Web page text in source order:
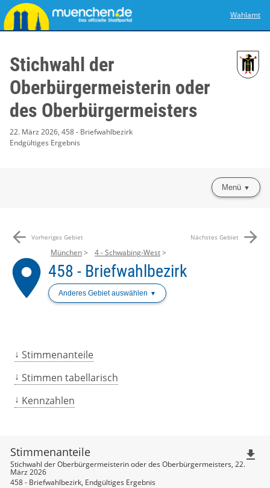
Wahlamt
Stichwahl der
Oberbürgermeisterin oder
des Oberbürgermeisters
22. März 2026, 458 - Briefwahlbezirk
Endgültiges Ergebnis
Menü
arrow_back Vorheriges Gebiet Nächstes Gebiet arrow_forward
place
München 4 - Schwabing-West
458 - Briefwahlbezirk
Anderes Gebiet auswählen
Stimmenanteile
Stimmen tabellarisch
Kennzahlen
Stimmenanteile
Stichwahl der Oberbürgermeisterin oder des Oberbürgermeisters, 22.
März 2026
458 - Briefwahlbezirk, Endgültiges Ergebnis
file_download